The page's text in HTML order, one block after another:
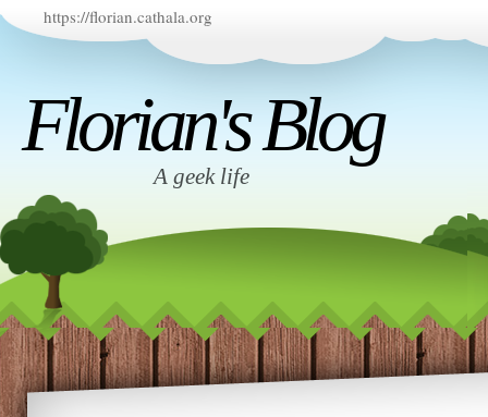
https://florian.cathala.org
Florian's Blog
A geek life